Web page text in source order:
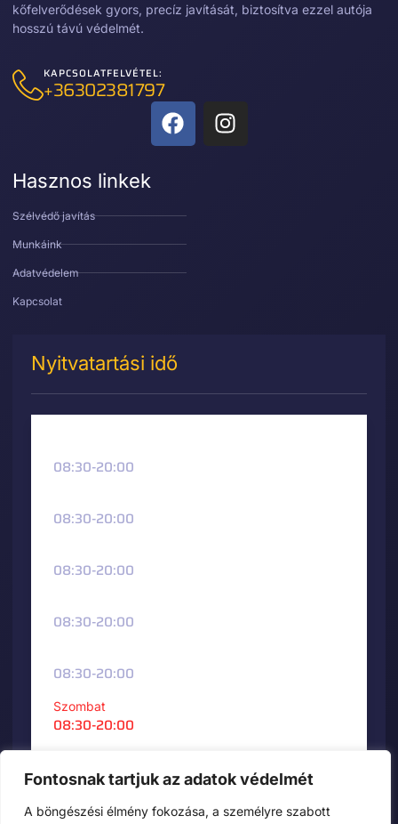
Fontosnak tartjuk az adatok védelmét
A böngészési élmény fokozása, a személyre szabott
kőfelverődések gyors, precíz javítását, biztosítva ezzel autója
hosszú távú védelmét.
KAPCSOLATFELVÉTEL:
+36302381797
Hasznos linkek
Szélvédő javítás
Munkáink
Adatvédelem
Kapcsolat
Nyitvatartási idő
08:30-20:00
08:30-20:00
08:30-20:00
08:30-20:00
08:30-20:00
Szombat
08:30-20:00
08:30-20:00